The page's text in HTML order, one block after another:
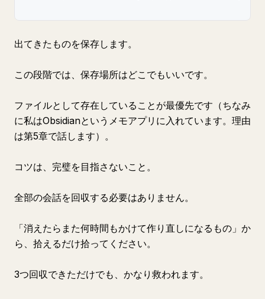
出てきたものを保存します。
この段階では、保存場所はどこでもいいです。
ファイルとして存在していることが最優先です（ちなみ
に私はObsidianというメモアプリに入れています。理由
は第5章で話します）。
コツは、完璧を目指さないこと。
全部の会話を回収する必要はありません。
「消えたらまた何時間もかけて作り直しになるもの」か
ら、拾えるだけ拾ってください。
3つ回収できただけでも、かなり救われます。